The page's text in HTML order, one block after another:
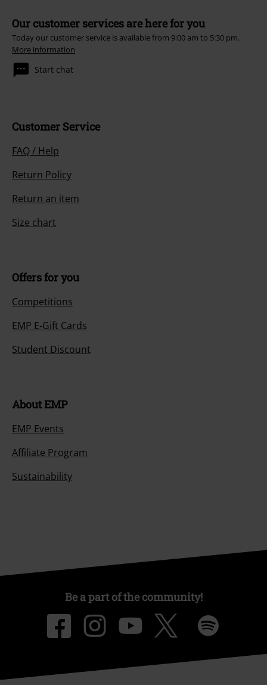
Our customer services are here for you
Today our customer service is available from 9:00 am to 5:30 pm.
More information
Start chat
Customer Service
FAQ / Help
Return Policy
Return an item
Size chart
Offers for you
Competitions
EMP E-Gift Cards
Student Discount
About EMP
EMP Events
Affiliate Program
Sustainability
Be a part of the community!